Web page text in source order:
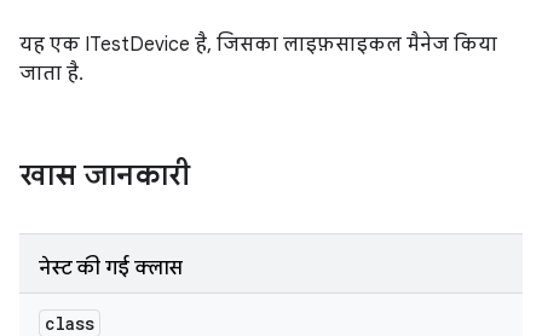
यह एक ITestDevice है, जिसका लाइफ़साइकल मैनेज किया
जाता है.
खास जानकारी
नेस्ट की गई क्लास
class